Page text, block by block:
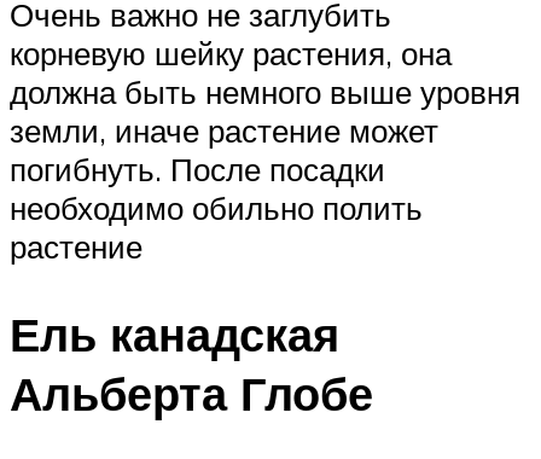
Очень важно не заглубить
корневую шейку растения, она
должна быть немного выше уровня
земли, иначе растение может
погибнуть. После посадки
необходимо обильно полить
растение
Ель канадская
Альберта Глобе